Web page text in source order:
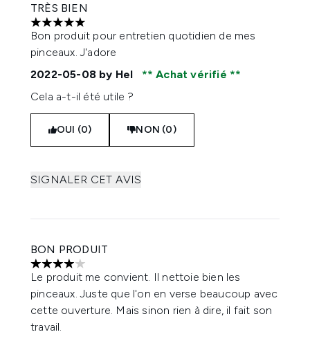
TRÈS BIEN
5 étoiles sur un maximum de 5
Bon produit pour entretien quotidien de mes
pinceaux. J'adore
2022-05-08 by Hel
Achat vérifié
Cela a-t-il été utile ?
OUI (0) NON (0)
SIGNALER CET AVIS
BON PRODUIT
4 étoiles sur un maximum de 5
Le produit me convient. Il nettoie bien les
pinceaux. Juste que l'on en verse beaucoup avec
cette ouverture. Mais sinon rien à dire, il fait son
travail.